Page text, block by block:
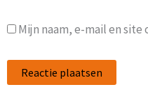
Mijn naam, e-mail en